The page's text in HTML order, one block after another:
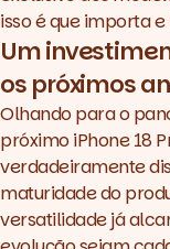
isso é que importa
Um
os próximos
Olhando para o
próximo iPhone 18
verdadeiramente
maturidade do
versatilidade já